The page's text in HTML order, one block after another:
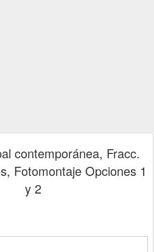
contemporánea, Fracc.
Fotomontaje Opciones 1
y 2